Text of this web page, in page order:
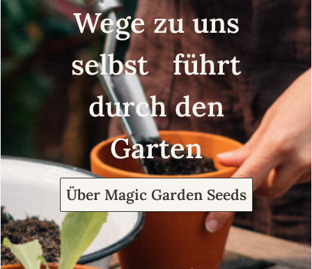
Wege zu uns
selbst führt
durch den
Garten
Über Magic Garden Seeds